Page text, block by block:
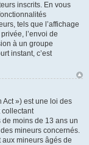
inscrits. En vous
tels que l’affichage
l’envoi de
à un groupe
instant, c’est
Act ») est une loi des
collectant
moins de 13 ans un
mineurs concernés.
aux mineurs âgés de